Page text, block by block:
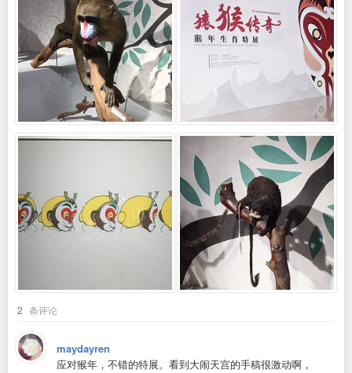
2 条评论
maydayren
应对猴年，不错的特展。看到大闹天宫的手稿很激动啊，